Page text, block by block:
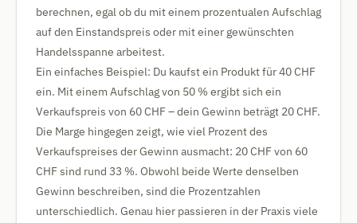
berechnen, egal ob du mit einem prozentualen Aufschlag
auf den Einstandspreis oder mit einer gewünschten
Handelsspanne arbeitest.
Ein einfaches Beispiel: Du kaufst ein Produkt für 40 CHF
ein. Mit einem Aufschlag von 50 % ergibt sich ein
Verkaufspreis von 60 CHF – dein Gewinn beträgt 20 CHF.
Die Marge hingegen zeigt, wie viel Prozent des
Verkaufspreises der Gewinn ausmacht: 20 CHF von 60
CHF sind rund 33 %. Obwohl beide Werte denselben
Gewinn beschreiben, sind die Prozentzahlen
unterschiedlich. Genau hier passieren in der Praxis viele